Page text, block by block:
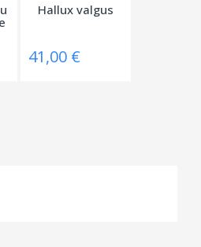
Hallux valgus
41,00 €